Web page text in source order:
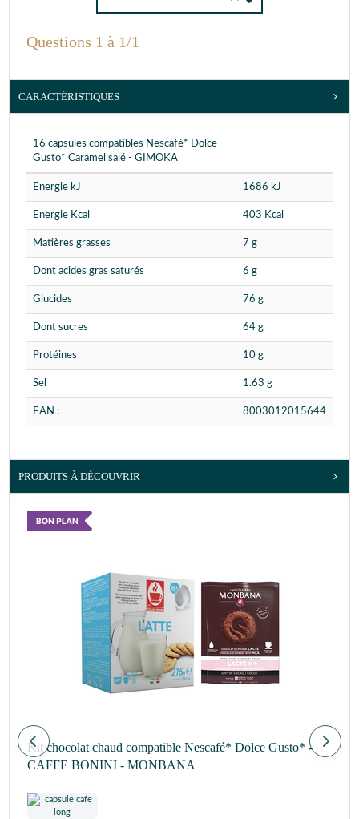
Questions 1 à 1/1
CARACTÉRISTIQUES
16 capsules compatibles Nescafé* Dolce
Gusto* Caramel salé - GIMOKA
Energie kJ 1686 kJ
Energie Kcal 403 Kcal
Matières grasses 7 g
Dont acides gras saturés 6 g
Glucides 76 g
Dont sucres 64 g
Protéines 10 g
Sel 1.63 g
EAN : 8003012015644
PRODUITS À DÉCOUVRIR
Kit chocolat chaud compatible Nescafé* Dolce Gusto* -
CAFFE BONINI - MONBANA